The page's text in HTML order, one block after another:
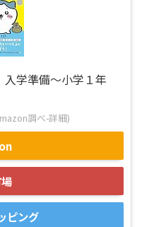
学準備～小学１年
調べ-詳細)
ピング